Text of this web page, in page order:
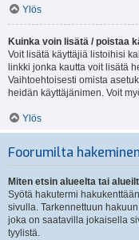
Ylös
Kuinka voin lisätä / poistaa
Voit lisätä käyttäjiä listoihisi
linkki jonka kautta voit lisätä
Vaihtoehtoisesti omista
heidän käyttäjänimen. Voit
Ylös
Foorumilta hakeminen
Miten etsin alueelta tai
Syötä hakutermi
sivulla. Tarkennettuun
joka on saatavilla jokaisella
tyylistä.